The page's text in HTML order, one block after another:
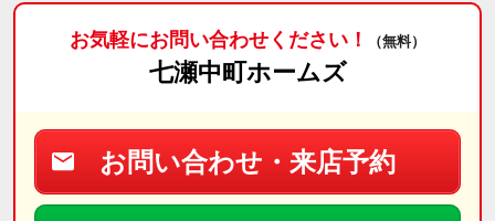
お気軽にお問い合わせください！ （無料）
七瀬中町ホームズ
お問い合わせ・来店予約